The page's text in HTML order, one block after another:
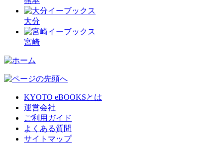
大分
宮崎
KYOTO eBOOKSとは
運営会社
ご利用ガイド
よくある質問
サイトマップ